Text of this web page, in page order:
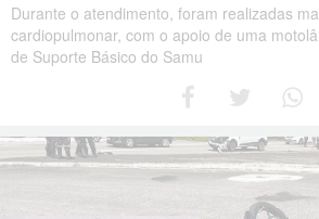
Durante o atendimento, foram realizadas
cardiopulmonar, com o apoio de uma
de Suporte Básico do Samu